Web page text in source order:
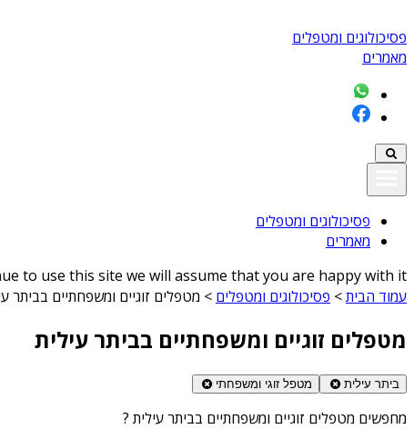
פסיכולוגים ומטפלים
מאמרים
פסיכולוגים ומטפלים
מאמרים
to use this site we will assume that you are happy with it
עמוד הבית> פסיכולוגים ומטפלים > מטפלים זוגיים ומשפחתיים בביתר
מטפלים זוגיים ומשפחתיים בביתר עילית
ביתר עילית מטפל זוגי ומשפחתי
מחפשים מטפלים זוגיים ומשפחתיים בביתר עילית ?